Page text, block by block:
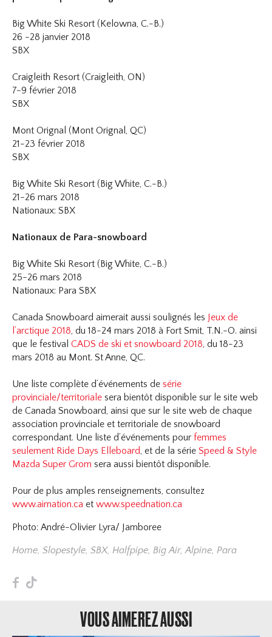
Big White Ski Resort (Kelowna, C.-B.)
26 -28 janvier 2018
SBX
Craigleith Resort (Craigleith, ON)
7-9 février 2018
SBX
Mont Orignal (Mont Orignal, QC)
21-23 février 2018
SBX
Big White Ski Resort (Big White, C.-B.)
21-26 mars 2018
Nationaux: SBX
Nationaux de Para-snowboard
Big White Ski Resort (Big White, C.-B.)
25-26 mars 2018
Nationaux: Para SBX
Canada Snowboard aimerait aussi soulignés les Jeux de
l’arctique 2018, du 18-24 mars 2018 à Fort Smit, T.N.-O. ainsi
que le festivalCADS de ski et snowboard 2018, du 18-23
mars 2018 au Mont. St Anne, QC.
Une liste complète d’événements desérie
provinciale/territoriale sera bientôt disponible sur le site web
de Canada Snowboard, ainsi que sur le site web de chaque
association provinciale et territoriale de snowboard
correspondant. Une liste d’événements pour femmes
seulement Ride Days Elleboard, et de la sérieSpeed & Style
Mazda Super Grom sera aussi bientôt disponible.
Pour de plus amples renseignements, consultez
www.airnation.ca etwww.speednation.ca
Photo: André-Olivier Lyra/ Jamboree
Home,Slopestyle,SBX,Halfpipe, Big Air,Alpine,Para
F T
VOUS AIMEREZ AUSSI